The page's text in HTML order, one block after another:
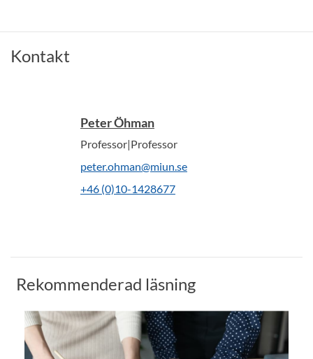
Kontakt
Peter Öhman
Professor|Professor
peter.ohman@miun.se
+46 (0)10-1428677
Rekommenderad läsning